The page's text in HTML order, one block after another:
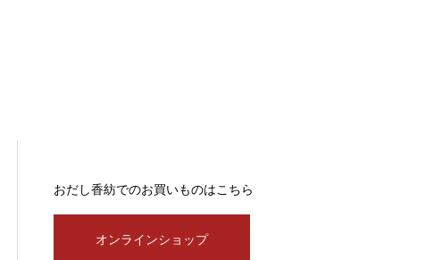
おだし香紡でのお買いものはこちら
オンラインショップ